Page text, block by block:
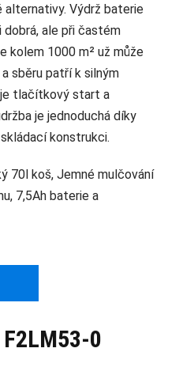
alternativy. Výdrž baterie
dobrá, ale při častém
kolem 1000 m² už může
sběru patří k silným
tlačítkový start a
je jednoduchá díky
konstrukci.
70l koš, Jemné mulčování
7,5Ah baterie a
0